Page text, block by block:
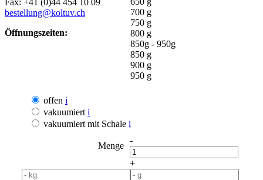
700 g
750 g
800 g
850g - 950g
850 g
900 g
950 g
offen i
vakuumiert i
vakuumiert mit Schale i
-
+
Menge
Fax: +41 (0)44 454 10 09
bestellung@koltuv.ch
Öffnungszeiten: